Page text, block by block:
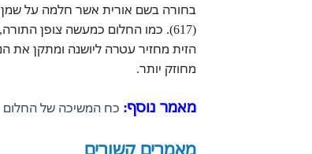
בחורה בשם אורית אשר חלמה על
(617). כמו החלום כמעשה צופן
הזית מחזיר עטרה ליושנה ומתקן את
מחוזק יותר.
מאמר נוסף: כח המשיכה של החלום
מאמרים קשורים